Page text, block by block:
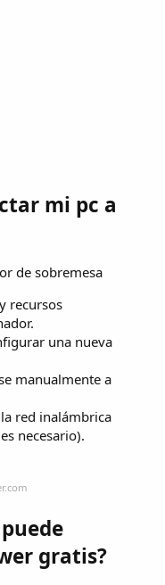
mi pc a
de sobremesa
recursos
una nueva
manualmente a
red inalámbrica
necesario).
gratis?